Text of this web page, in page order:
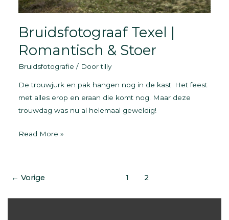
Bruidsfotograaf Texel |
Romantisch & Stoer
Bruidsfotografie / Doortilly
De trouwjurk en pak hangen nog in de kast. Het feest
met alles erop en eraan die komt nog. Maar deze
trouwdag was nu al helemaal geweldig!
Bruidsfotograaf
Stoer
Read More »
← Vorige 1 2